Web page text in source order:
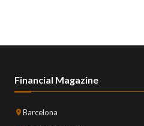
Financial Magazine
Barcelona